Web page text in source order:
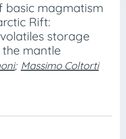
basic magmatism
Rift:
storage
mantle
; Massimo Coltorti